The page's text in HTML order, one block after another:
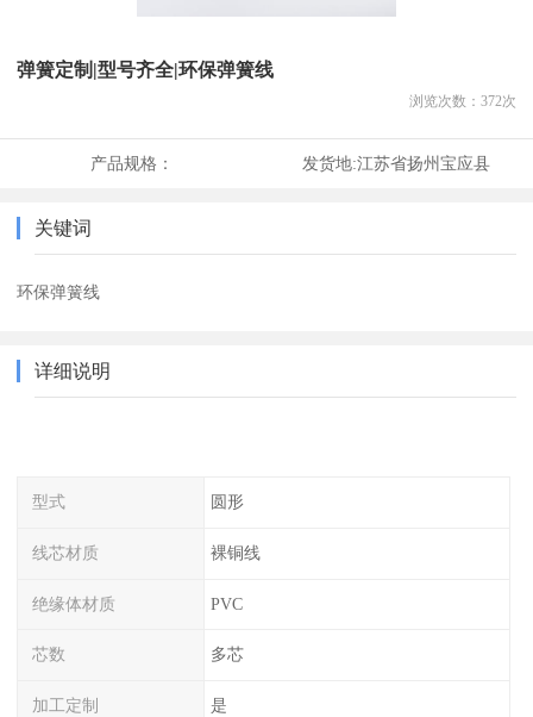
弹簧定制|型号齐全|环保弹簧线
浏览次数： 372次
产品规格： 发货地:江苏省扬州宝应县
关键词
环保弹簧线
详细说明
型式 圆形
线芯材质 裸铜线
绝缘体材质 PVC
芯数 多芯
加工定制 是